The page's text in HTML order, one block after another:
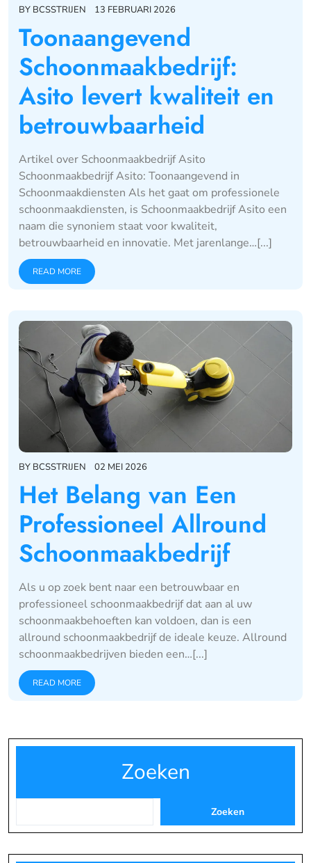
BY BCSSTRIJEN 13 FEBRUARI 2026
Toonaangevend
Schoonmaakbedrijf:
Asito levert kwaliteit en
betrouwbaarheid
Artikel over Schoonmaakbedrijf Asito
Schoonmaakbedrijf Asito: Toonaangevend in
Schoonmaakdiensten Als het gaat om professionele
schoonmaakdiensten, is Schoonmaakbedrijf Asito een
naam die synoniem staat voor kwaliteit,
betrouwbaarheid en innovatie. Met jarenlange…[...]
READ MORE
BY BCSSTRIJEN 02 MEI 2026
Het Belang van Een
Professioneel Allround
Schoonmaakbedrijf
Als u op zoek bent naar een betrouwbaar en
professioneel schoonmaakbedrijf dat aan al uw
schoonmaakbehoeften kan voldoen, dan is een
allround schoonmaakbedrijf de ideale keuze. Allround
schoonmaakbedrijven bieden een…[...]
READ MORE
Zoeken
Zoeken